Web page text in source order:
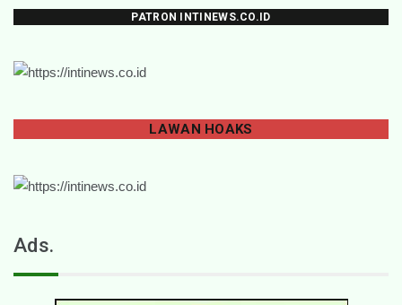
PATRON INTINEWS.CO.ID
LAWAN HOAKS
Ads.